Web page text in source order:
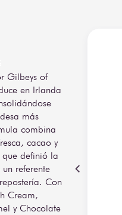
Gilbeys of
en Irlanda
más
combina
cacao y
definió la
referente
Con
Cream,
y Chocolate